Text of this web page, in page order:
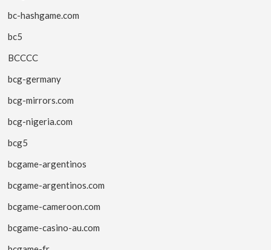
bc-hashgame.com
bc5
BCCCC
bcg-germany
bcg-mirrors.com
bcg-nigeria.com
bcg5
bcgame-argentinos
bcgame-argentinos.com
bcgame-cameroon.com
bcgame-casino-au.com